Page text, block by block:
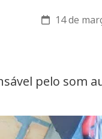
14 de
pelo som